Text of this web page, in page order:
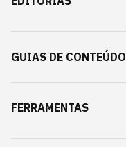
GUIAS DE CONTEÚDO
FERRAMENTAS